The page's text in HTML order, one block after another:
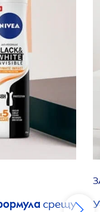
срещу